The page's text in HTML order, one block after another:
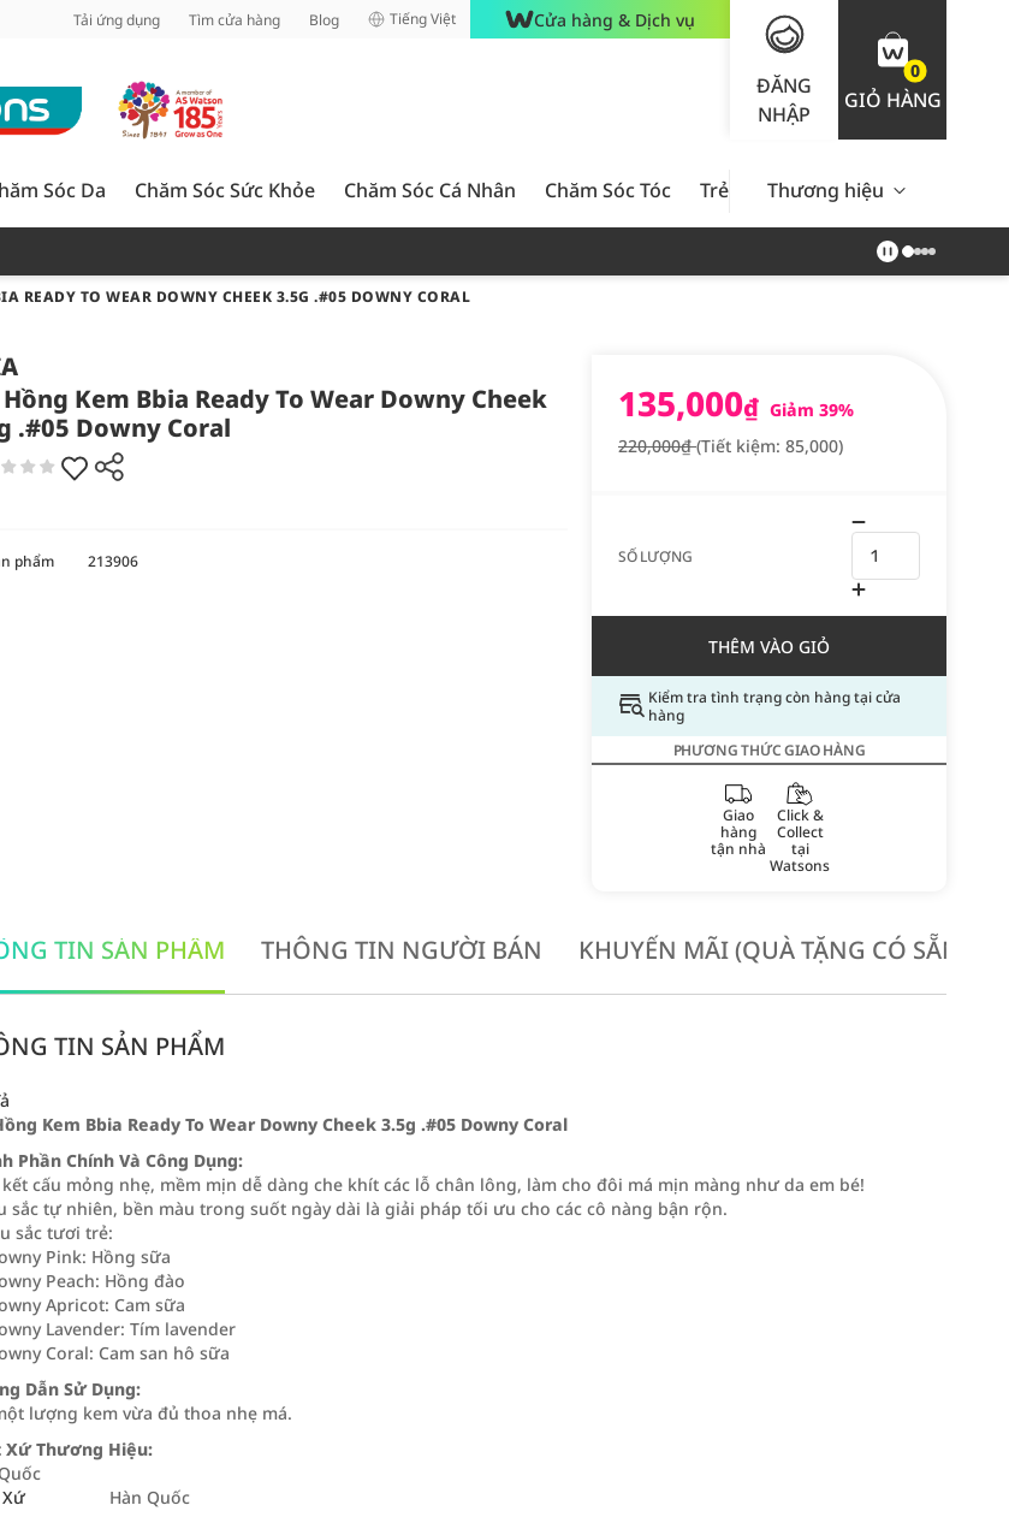
Tải ứng dụng Tìm cửa hàng Blog Tiếng Việt Cửa hàng & Dịch vụ
ĐĂNG
NHẬP
0
GIỎ HÀNG
Sóc Da Chăm Sóc Sức Khỏe Chăm Sóc Cá Nhân Chăm Sóc Tóc Trẻ Em Nam Giới Chăm Sóc
Thương hiệu
READY TO WEAR DOWNY CHEEK 3.5G .#05 DOWNY CORAL
Kem Bbia Ready To Wear Downy Cheek
.#05 Downy Coral
135,000₫ Giảm 39%
220,000₫(Tiết kiệm: 85,000)
SỐ LƯỢNG
THÊM VÀO GIỎ
Kiểm tra tình trạng còn hàng tại cửa
hàng
PHƯƠNG THỨC GIAO HÀNG
Giao
hàng
tận nhà
Click &
Collect
tại
Watsons
phẩm 213906
TIN SẢN PHẨM THÔNG TIN NGƯỜI BÁN KHUYẾN MÃI (QUÀ TẶNG CÓ SẴN
TIN SẢN PHẨM
Kem Bbia Ready To Wear Downy Cheek 3.5g .#05 Downy Coral
Phần Chính Và Công Dụng:
cấu mỏng nhẹ, mềm mịn dễ dàng che khít các lỗ chân lông, làm cho đôi má mịn màng như da em bé!
sắc tự nhiên, bền màu trong suốt ngày dài là giải pháp tối ưu cho các cô nàng bận rộn.
sắc tươi trẻ:
Pink: Hồng sữa
Peach: Hồng đào
Apricot: Cam sữa
Lavender: Tím lavender
Coral: Cam san hô sữa
Dẫn Sử Dụng:
lượng kem vừa đủ thoa nhẹ má.
Xứ Thương Hiệu:
Hàn Quốc